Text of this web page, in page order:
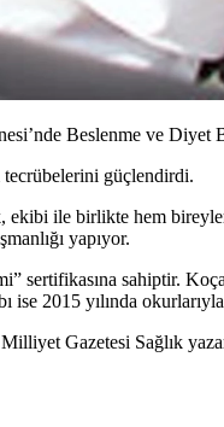
Beslenme ve Diyet
güçlendirdi.
ekibi ile birlikte hem
yapıyor.
sertifikasına sahiptir.
2015 yılında
Gazetesi Sağlık